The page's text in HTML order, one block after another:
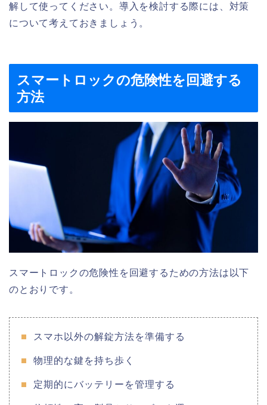
解して使ってください。導入を検討する際には、対策
について考えておきましょう。
スマートロックの危険性を回避する
方法
スマートロックの危険性を回避するための方法は以下
のとおりです。
スマホ以外の解錠方法を準備する
物理的な鍵を持ち歩く
定期的にバッテリーを管理する